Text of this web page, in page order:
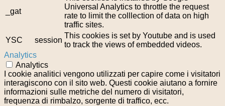
_gat
Universal Analytics to throttle the request
rate to limit the colllection of data on high
traffic sites.
YSC
session
This cookies is set by Youtube and is used
to track the views of embedded videos.
Analytics
Analytics
I cookie analitici vengono utilizzati per capire come i visitatori
interagiscono con il sito web. Questi cookie aiutano a fornire
informazioni sulle metriche del numero di visitatori,
frequenza di rimbalzo, sorgente di traffico, ecc.